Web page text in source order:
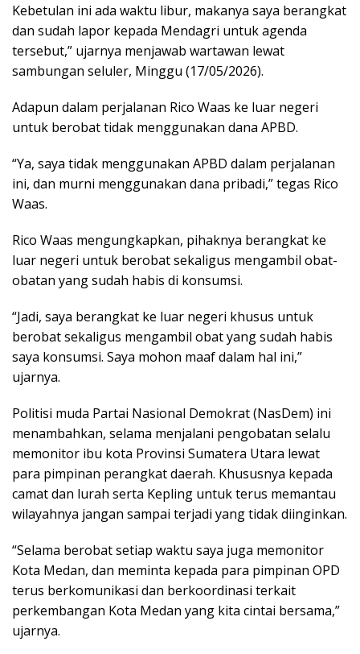
Kebetulan ini ada waktu libur, makanya saya berangkat
dan sudah lapor kepada Mendagri untuk agenda
tersebut,” ujarnya menjawab wartawan lewat
sambungan seluler, Minggu (17/05/2026).
Adapun dalam perjalanan Rico Waas ke luar negeri
untuk berobat tidak menggunakan dana APBD.
“Ya, saya tidak menggunakan APBD dalam perjalanan
ini, dan murni menggunakan dana pribadi,” tegas Rico
Waas.
Rico Waas mengungkapkan, pihaknya berangkat ke
luar negeri untuk berobat sekaligus mengambil obat-
obatan yang sudah habis di konsumsi.
“Jadi, saya berangkat ke luar negeri khusus untuk
berobat sekaligus mengambil obat yang sudah habis
saya konsumsi. Saya mohon maaf dalam hal ini,”
ujarnya.
Politisi muda Partai Nasional Demokrat (NasDem) ini
menambahkan, selama menjalani pengobatan selalu
memonitor ibu kota Provinsi Sumatera Utara lewat
para pimpinan perangkat daerah. Khususnya kepada
camat dan lurah serta Kepling untuk terus memantau
wilayahnya jangan sampai terjadi yang tidak diinginkan.
“Selama berobat setiap waktu saya juga memonitor
Kota Medan, dan meminta kepada para pimpinan OPD
terus berkomunikasi dan berkoordinasi terkait
perkembangan Kota Medan yang kita cintai bersama,”
ujarnya.